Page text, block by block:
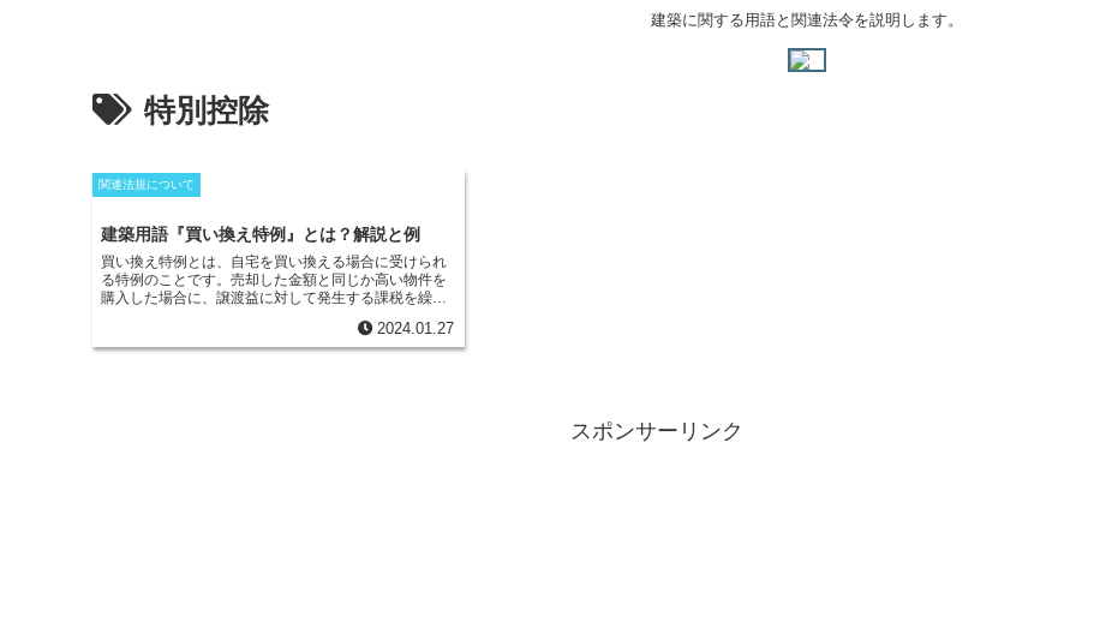
建築に関する用語と関連法令を説明します。
特別控除
関連法規について
建築用語『買い換え特例』とは？解説と例
買い換え特例とは、自宅を買い換える場合に受けられ
る特例のことです。売却した金額と同じか高い物件を
購入した場合に、譲渡益に対して発生する課税を繰り
入した場合には、その差額について課税されますが、
譲渡所得税よりも税率が低くなります。自分が住んで
2024.01.27
スポンサーリンク